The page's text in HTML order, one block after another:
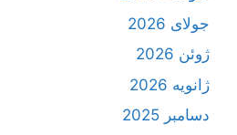
جولای 2026
ژوئن 2026
ژانویه 2026
دسامبر 2025